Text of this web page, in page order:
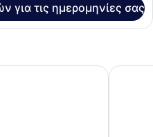
για τις ημερομηνίες σας